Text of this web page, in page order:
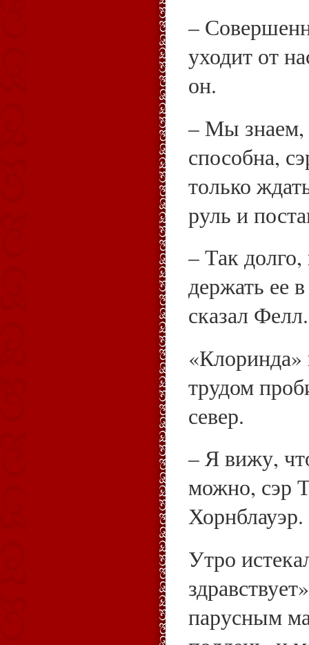
–
уходит от
он.
– Мы знаем,
способна,
только
руль и
– Так
держать ее
сказал Фелл.
трудом
север.
– Я вижу,
можно, сэр
Хорнблауэр.
Утро
парусным